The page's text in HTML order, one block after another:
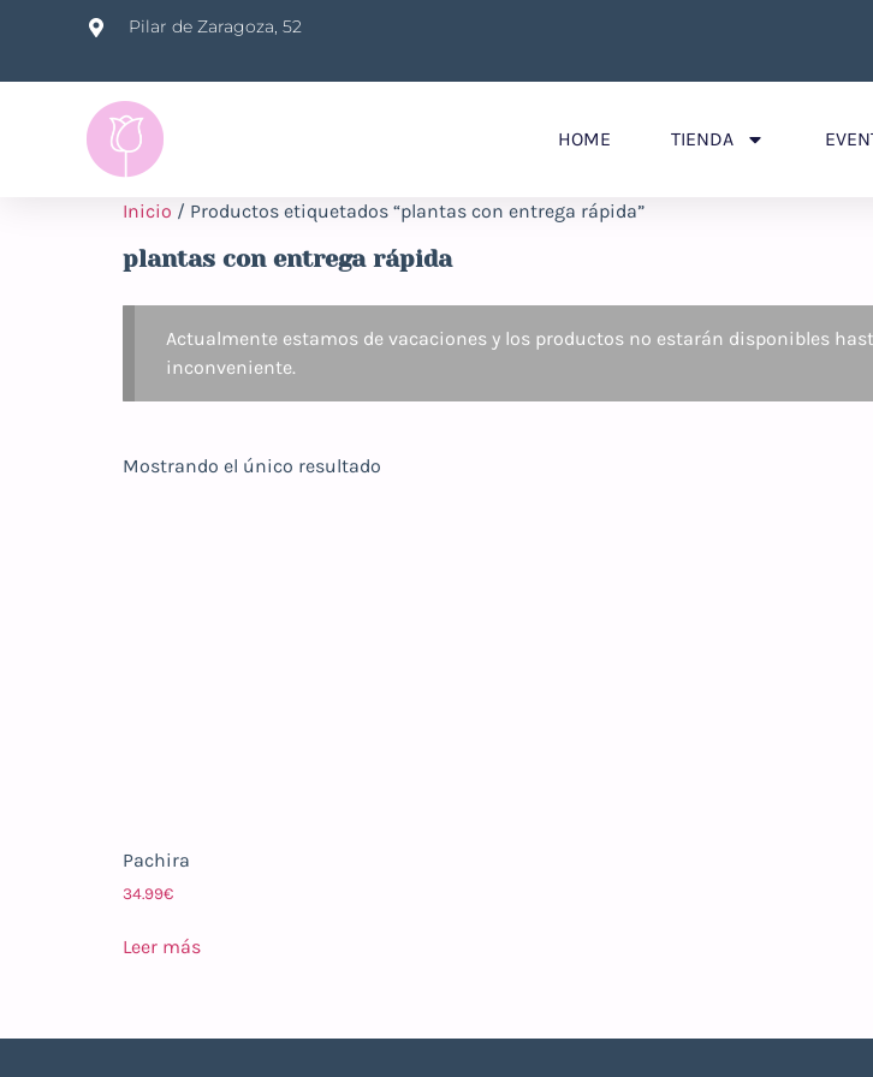
Pilar de Zaragoza, 52
HOME TIENDA
Inicio / Productos etiquetados “plantas con entrega rápida”
plantas con entrega rápida
Actualmente estamos de vacaciones y los productos no estarán disponibles
inconveniente.
Mostrando el único resultado
Pachira
34.99€
Leer más